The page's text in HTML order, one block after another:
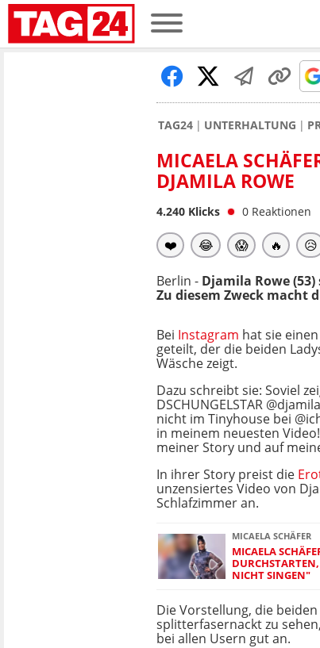
TAG24 UNTERHALTUNG
MICAELA
DJAMILA ROWE
4.240 Klicks 0 Reaktionen
❤️ 😂 😱 🔥 😥
Berlin - Djamila Rowe (53)
Zu diesem Zweck macht
Bei Instagram hat sie
geteilt, der die beiden
Wäsche zeigt.
Dazu schreibt sie: Soviel
DSCHUNGELSTAR
nicht im Tinyhouse bei
in meinem neuesten
meiner Story und auf
In ihrer Story preist die
unzensiertes Video von
Schlafzimmer an.
MICAELA SCHÄFER
MICAELA
NICHT SINGEN"
Die Vorstellung, die
splitterfasernackt zu
bei allen Usern gut an.